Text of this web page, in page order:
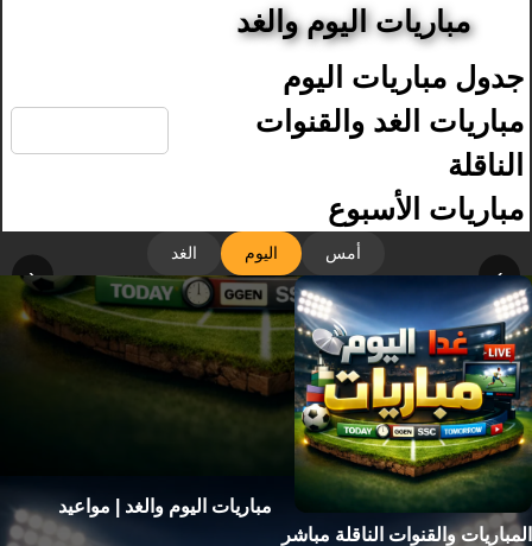
مباريات اليوم والغد
جدول مباريات اليوم
مباريات الغد والقنوات
الناقلة
مباريات الأسبوع
أمس اليوم الغد
‹ ›
مباريات اليوم والغد | مواعيد
المباريات والقنوات الناقلة مباشر